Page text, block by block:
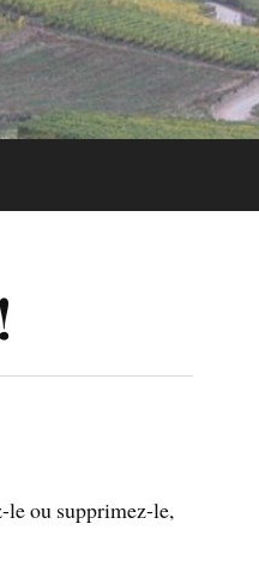
le ou supprimez-le,